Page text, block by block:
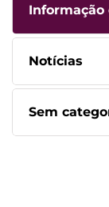
Informação
Notícias
Sem